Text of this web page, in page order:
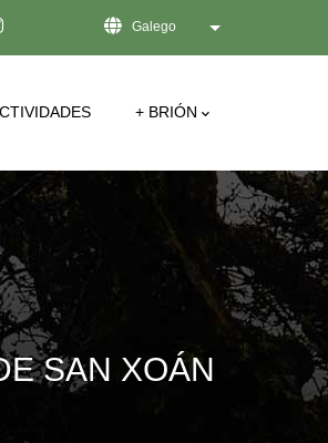
Galego List additional
+ BRIÓN
SAN XOÁN